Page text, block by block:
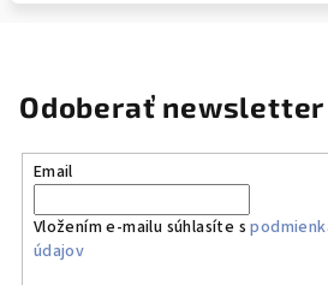
Odoberať newsletter
Email
Vložením e-mailu súhlasíte s
údajov